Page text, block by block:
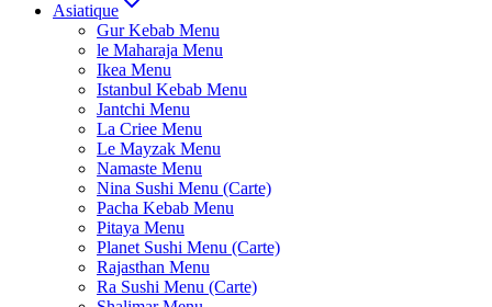
Asiatique
Gur Kebab Menu
le Maharaja Menu
Ikea Menu
Istanbul Kebab Menu
Jantchi Menu
La Criee Menu
Le Mayzak Menu
Namaste Menu
Nina Sushi Menu (Carte)
Pacha Kebab Menu
Pitaya Menu
Planet Sushi Menu (Carte)
Rajasthan Menu
Ra Sushi Menu (Carte)